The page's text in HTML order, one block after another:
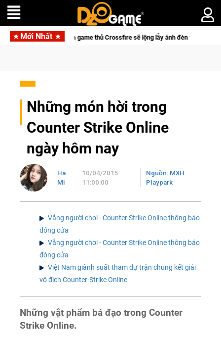
Mới Nhất
game thủ Crossfire sẽ lộng lẫy ánh đèn với Kho Báu Hoàng Gia Sapphire
Những món hời trong
Counter Strike Online
ngày hôm nay
Ha
Mi
10/04/2015
11:00:00
Nguồn: MXH
Playpark
Vắng người chơi - Counter Strike Online thông báo
đóng cửa
Vắng người chơi - Counter Strike Online thông báo
đóng cửa
Việt Nam giành suất tham dự trận chung kết giải
vô địch Counter-Strike Online
Những vật phẩm bá đạo trong Counter
Strike Online.